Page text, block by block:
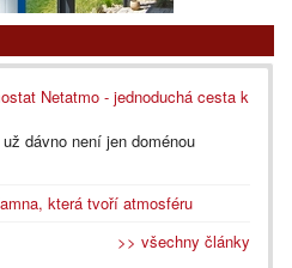
Netatmo - jednoduchá cesta k
dávno není jen doménou
která tvoří atmosféru
>> všechny články